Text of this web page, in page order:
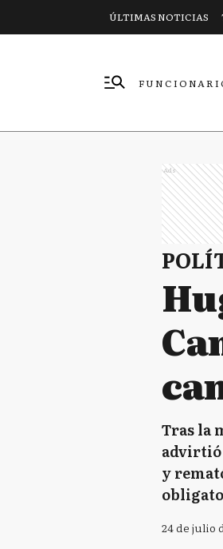
ÚLTIMAS NOTICIAS
Ads
Tras la
advirtió
y
24 de julio